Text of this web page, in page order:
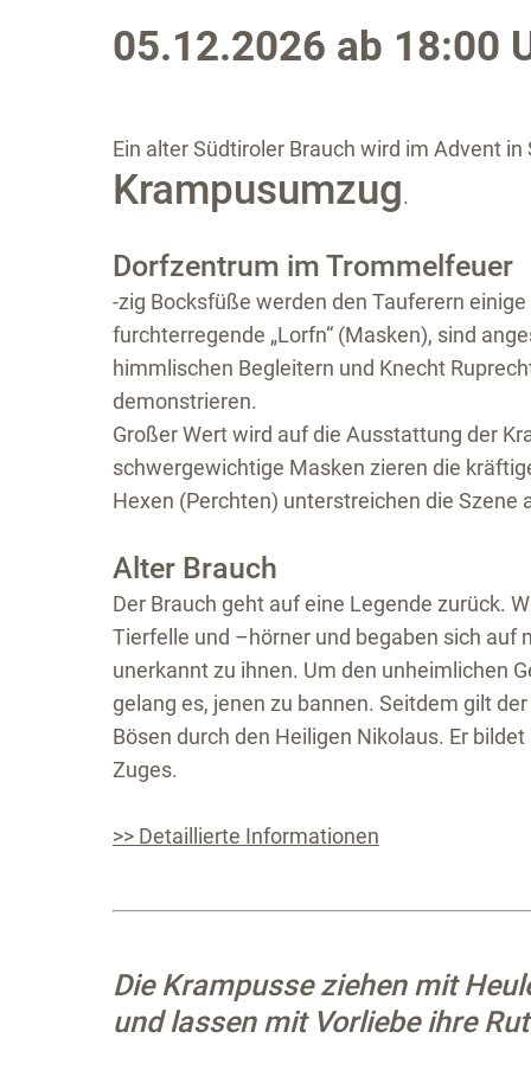
05.12.2026 ab 18:00
Ein alter Südtiroler Brauch wird im Advent
Krampusumzug.
Dorfzentrum im Trommelfeuer
-zig Bocksfüße werden den Tauferern
furchterregende „Lorfn“ (Masken), sind
himmlischen Begleitern und Knecht
demonstrieren.
Großer Wert wird auf die Ausstattung der
schwergewichtige Masken zieren die
Hexen (Perchten) unterstreichen die Szene
Alter Brauch
Der Brauch geht auf eine Legende zurück.
Tierfelle und –hörner und begaben sich auf
unerkannt zu ihnen. Um den unheimlichen
gelang es, jenen zu bannen. Seitdem gilt
Bösen durch den Heiligen Nikolaus. Er
Zuges.
>> Detaillierte Informationen
Die Krampusse ziehen mit
und lassen mit Vorliebe ihre